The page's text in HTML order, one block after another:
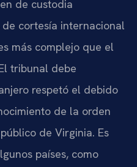
de custodia
cortesía internacional
más complejo que el
tribunal debe
respetó el debido
de la orden
de Virginia. Es
países, como